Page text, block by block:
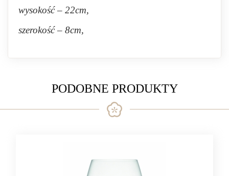
wysokość – 22cm,
szerokość – 8cm,
PODOBNE PRODUKTY